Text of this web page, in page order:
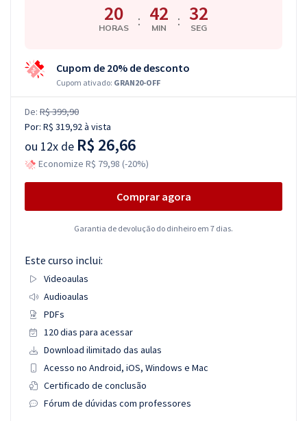
20
HORAS : 42
MIN : 31
SEG
Cupom de 20% de desconto
Cupom ativado: GRAN20-OFF
De: R$ 399,90
Por: R$ 319,92à vista
ou 12x de R$ 26,66
Economize R$ 79,98 (-20%)
Comprar agora
Garantia de devolução do dinheiro em 7 dias.
Este curso inclui:
Videoaulas
Audioaulas
PDFs
120 dias para acessar
Download ilimitado das aulas
Acesso no Android, iOS, Windows e Mac
Certificado de conclusão
Fórum de dúvidas com professores